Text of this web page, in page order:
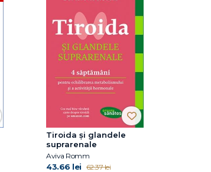
Tiroida și glandele
suprarenale
Aviva Romm
43.66 lei 62.37 lei